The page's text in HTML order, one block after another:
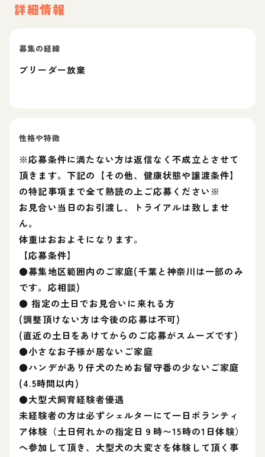
詳細情報
募集の経緯
ブリーダー放棄
性格や特徴
※応募条件に満たない方は返信なく不成立とさせて
頂きます。下記の【その他、健康状態や譲渡条件】
の特記事項まで全て熟読の上ご応募ください※
お見合い当日のお引渡し、トライアルは致しませ
ん。
体重はおおよそになります。
【応募条件】
●募集地区範囲内のご家庭(千葉と神奈川は一部のみ
です。応相談)
● 指定の土日でお見合いに来れる方
(調整頂けない方は今後の応募は不可)
(直近の土日をあけてからのご応募がスムーズです)
●小さなお子様が居ないご家庭
●ハンデがあり仔犬のためお留守番の少ないご家庭
(4.5時間以内)
●大型犬飼育経験者優遇
未経験者の方は必ずシェルターにて一日ボランティ
ア体験（土日何れかの指定日９時〜15時の1日体験）
へ参加して頂き、大型犬の大変さを体験して頂く事